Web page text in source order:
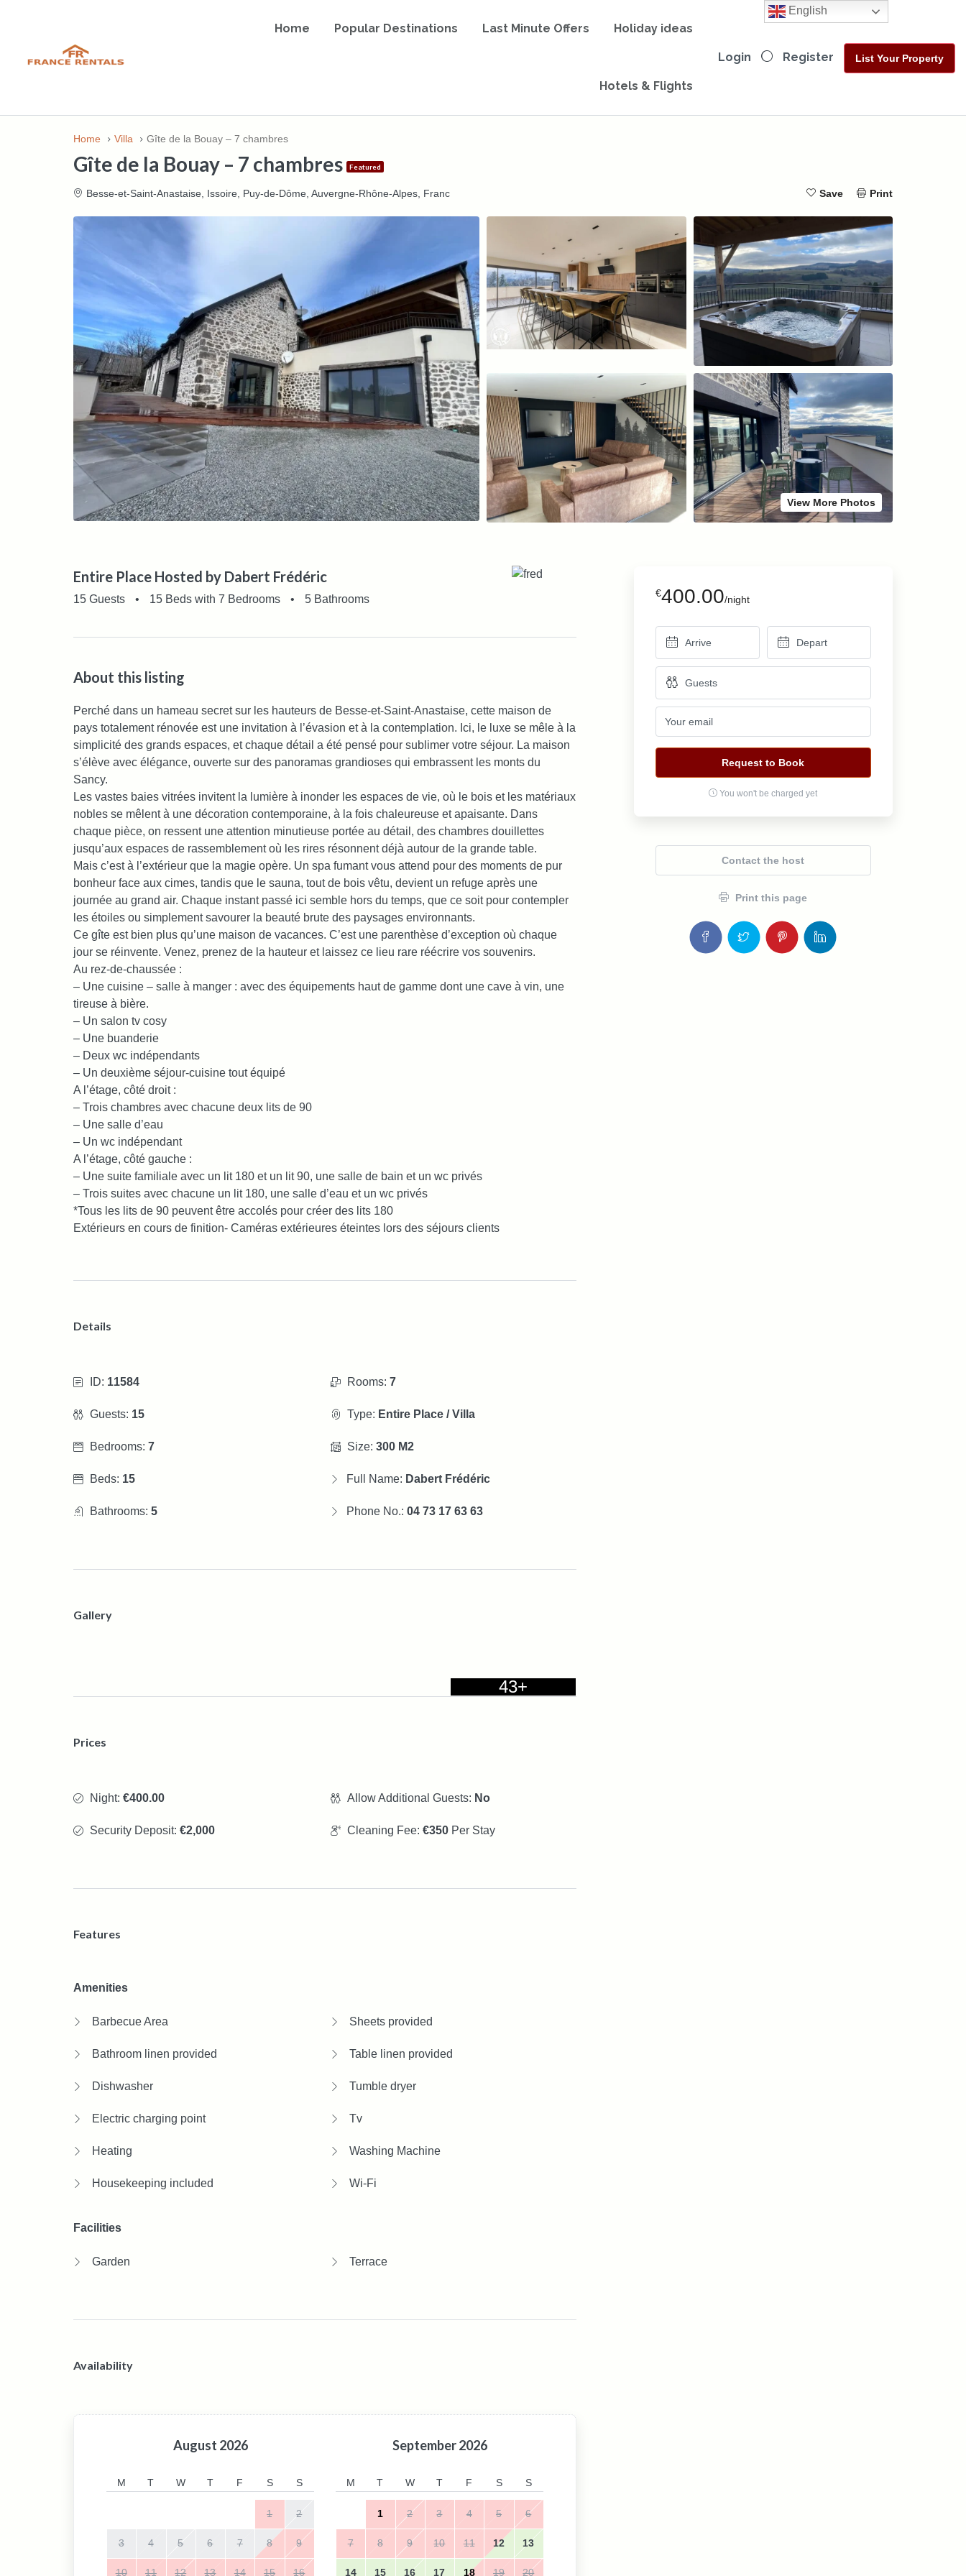
Home Popular Destinations Last Minute Offers Holiday ideas
Hotels & Flights
Login Register List Your Property
Home Villa Gîte de la Bouay – 7 chambres
Gîte de la Bouay – 7 chambres Featured
Besse-et-Saint-Anastaise, Issoire, Puy-de-Dôme, Auvergne-Rhône-Alpes, Franc Save Print
View More Photos
Entire Place Hosted by Dabert Frédéric
15 Guests • 15 Beds with 7 Bedrooms • 5 Bathrooms
About this listing
Perché dans un hameau secret sur les hauteurs de Besse-et-Saint-Anastaise, cette maison de
pays totalement rénovée est une invitation à l’évasion et à la contemplation. Ici, le luxe se mêle à la
simplicité des grands espaces, et chaque détail a été pensé pour sublimer votre séjour. La maison
s’élève avec élégance, ouverte sur des panoramas grandioses qui embrassent les monts du
Sancy.
Les vastes baies vitrées invitent la lumière à inonder les espaces de vie, où le bois et les matériaux
nobles se mêlent à une décoration contemporaine, à la fois chaleureuse et apaisante. Dans
chaque pièce, on ressent une attention minutieuse portée au détail, des chambres douillettes
jusqu’aux espaces de rassemblement où les rires résonnent déjà autour de la grande table.
Mais c’est à l’extérieur que la magie opère. Un spa fumant vous attend pour des moments de pur
bonheur face aux cimes, tandis que le sauna, tout de bois vêtu, devient un refuge après une
journée au grand air. Chaque instant passé ici semble hors du temps, que ce soit pour contempler
les étoiles ou simplement savourer la beauté brute des paysages environnants.
Ce gîte est bien plus qu’une maison de vacances. C’est une parenthèse d’exception où chaque
jour se réinvente. Venez, prenez de la hauteur et laissez ce lieu rare réécrire vos souvenirs.
Au rez-de-chaussée :
– Une cuisine – salle à manger : avec des équipements haut de gamme dont une cave à vin, une
tireuse à bière.
– Un salon tv cosy
– Une buanderie
– Deux wc indépendants
– Un deuxième séjour-cuisine tout équipé
A l’étage, côté droit :
– Trois chambres avec chacune deux lits de 90
– Une salle d’eau
– Un wc indépendant
A l’étage, côté gauche :
– Une suite familiale avec un lit 180 et un lit 90, une salle de bain et un wc privés
– Trois suites avec chacune un lit 180, une salle d’eau et un wc privés
*Tous les lits de 90 peuvent être accolés pour créer des lits 180
Extérieurs en cours de finition- Caméras extérieures éteintes lors des séjours clients
Details
ID: 11584
Guests: 15
Bedrooms: 7
Beds: 15
Bathrooms: 5
Rooms: 7
Type: Entire Place / Villa
Size: 300 M2
Full Name: Dabert Frédéric
Phone No.: 04 73 17 63 63
Gallery
43+
Prices
Night: €400.00
Security Deposit: €2,000
Allow Additional Guests: No
Cleaning Fee: €350 Per Stay
Features
Amenities
Barbecue Area
Bathroom linen provided
Dishwasher
Electric charging point
Heating
Housekeeping included
Sheets provided
Table linen provided
Tumble dryer
Tv
Washing Machine
Wi-Fi
Facilities
Garden Terrace
Availability
August 2026
M T W T F S S
1 2
3 4 5 6 7 8 9
10 11 12 13 14 15 16
September2026
M T W T F S S
1 2 3 4 5 6
7 8 9 10 11 12 13
14 15 16 17 18 19 20
€400.00/night
Request to Book
You won't be charged yet
Contact the host
Print this page
English